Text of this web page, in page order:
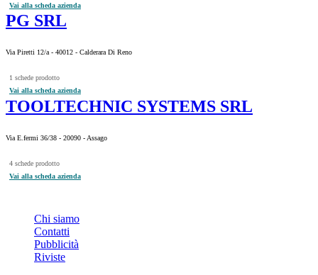
Vai alla scheda azienda
PG SRL
Via Piretti 12/a - 40012 - Calderara Di Reno
1 schede prodotto
Vai alla scheda azienda
TOOLTECHNIC SYSTEMS SRL
Via E.fermi 36/38 - 20090 - Assago
4 schede prodotto
Vai alla scheda azienda
Chi siamo
Contatti
Pubblicità
Riviste